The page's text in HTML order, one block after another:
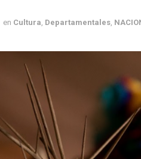
en Cultura Departamentales